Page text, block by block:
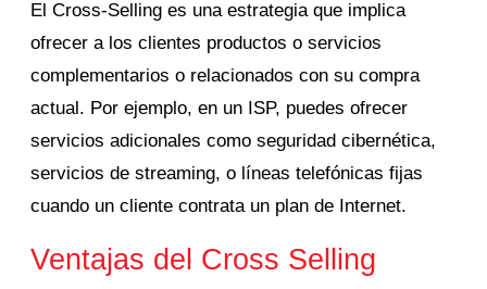
El Cross-Selling es una estrategia que implica
ofrecer a los clientes productos o servicios
complementarios o relacionados con su compra
actual. Por ejemplo, en un ISP, puedes ofrecer
servicios adicionales como seguridad cibernética,
servicios de streaming, o líneas telefónicas fijas
cuando un cliente contrata un plan de Internet.
Ventajas del Cross Selling